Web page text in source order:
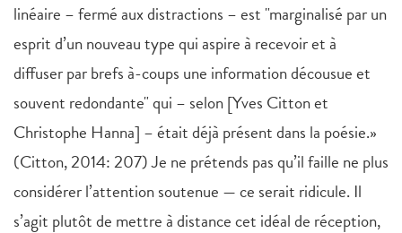
linéaire – fermé aux distractions – est "marginalisé par un
esprit d’un nouveau type qui aspire à recevoir et à
diffuser par brefs à-coups une information décousue et
souvent redondante" qui – selon [Yves Citton et
Christophe Hanna] – était déjà présent dans la poésie.»
(Citton, 2014: 207) Je ne prétends pas qu’il faille ne plus
considérer l’attention soutenue — ce serait ridicule. Il
s’agit plutôt de mettre à distance cet idéal de réception,